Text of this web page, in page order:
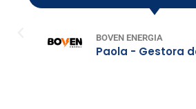
CORRECTO